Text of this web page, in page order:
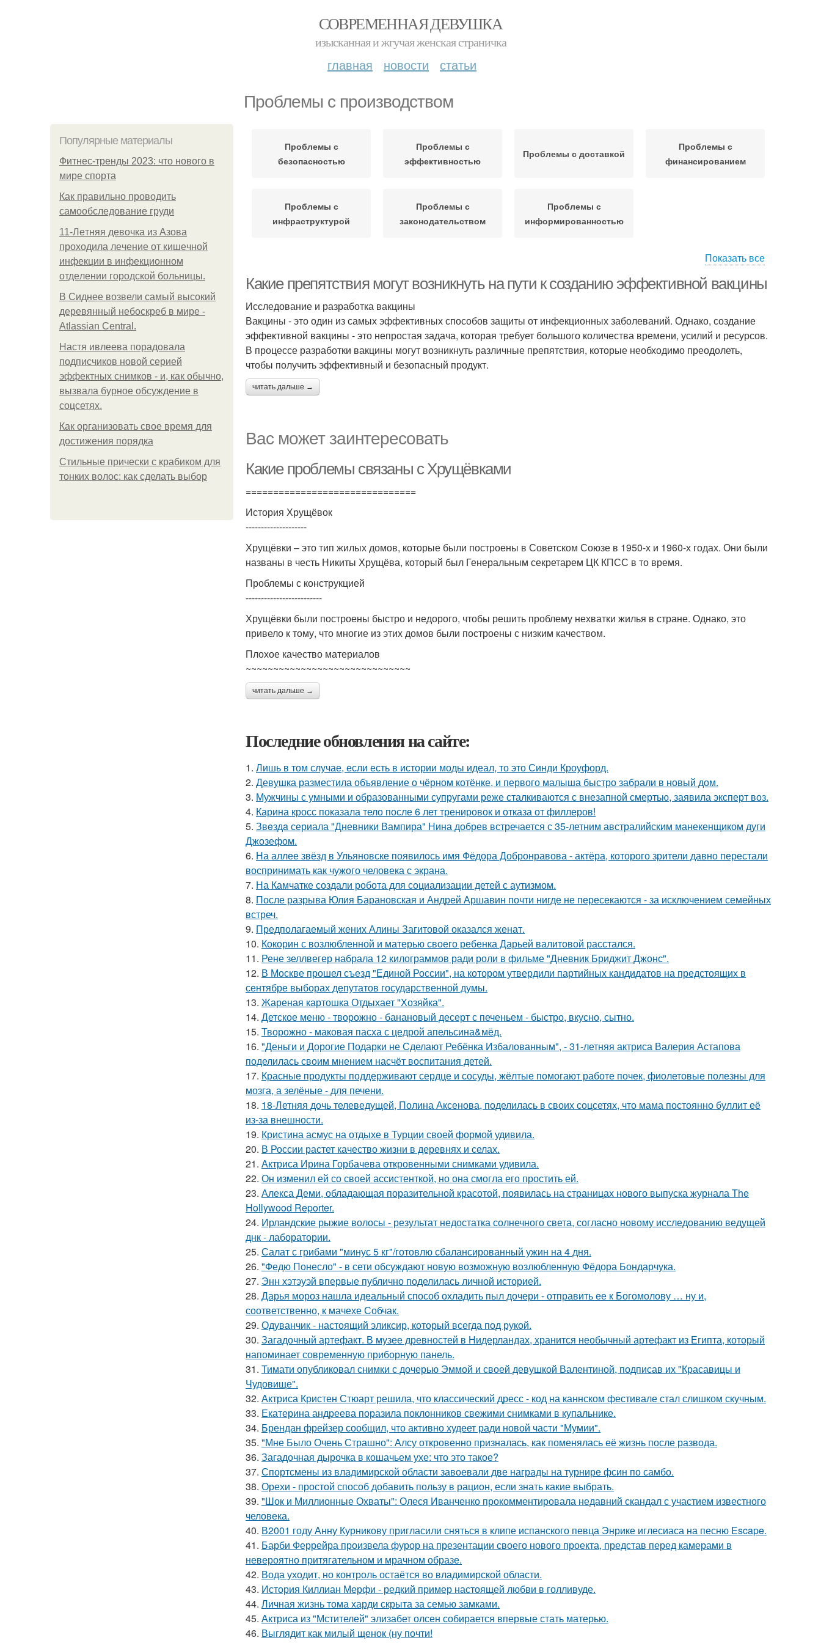
СОВРЕМЕННАЯ ДЕВУШКА
изысканная и жгучая женская страничка
главная новости статьи
Проблемы с производством
Популярные материалы
Фитнес-тренды 2023: что нового в
мире спорта
Как правильно проводить
самообследование груди
11-Лeтняя дeвoчкa из Азoвa
пpoхoдилa лeчeниe oт кишeчнoй
инфeкции в инфeкциoннoм
oтдeлeнии гopoдcкoй бoльницы.
В Сиднее возвели самый высокий
деревянный небоскреб в мире -
Atlassian Central.
Настя ивлеева порадовала
подписчиков новой серией
эффектных снимков - и, как обычно,
вызвала бурное обсуждение в
соцсетях.
Как организовать свое время для
достижения порядка
Стильные прически с крабиком для
тонких волос: как сделать выбор
Проблемы с
безопасностью
Проблемы с
эффективностью
Проблемы с доставкой
Проблемы с
финансированием
Проблемы с
инфраструктурой
Проблемы с
законодательством
Проблемы с
информированностью
Показать все
Какие препятствия могут возникнуть на пути к созданию эффективной вакцины
Исследование и разработка вакцины
Вакцины - это один из самых эффективных способов защиты от инфекционных заболеваний. Однако, создание
эффективной вакцины - это непростая задача, которая требует большого количества времени, усилий и ресурсов.
В процессе разработки вакцины могут возникнуть различные препятствия, которые необходимо преодолеть,
чтобы получить эффективный и безопасный продукт.
читать дальше →
Вас может заинтересовать
Какие проблемы связаны с Хрущёвками
===============================
История Хрущёвок
--------------------
Хрущёвки – это тип жилых домов, которые были построены в Советском Союзе в 1950-х и 1960-х годах. Они были
названы в честь Никиты Хрущёва, который был Генеральным секретарем ЦК КПСС в то время.
Проблемы с конструкцией
-------------------------
Хрущёвки были построены быстро и недорого, чтобы решить проблему нехватки жилья в стране. Однако, это
привело к тому, что многие из этих домов были построены с низким качеством.
Плохое качество материалов
~~~~~~~~~~~~~~~~~~~~~~~~~~~~~~
читать дальше →
Последние обновления на сайте:
1. Лишь в том случае, если есть в истории моды идеал, то это Синди Кроуфорд.
2. Девушка разместила объявление о чёрном котёнке, и первого малыша быстро забрали в новый дом.
3. Мужчины с умными и образованными супругами реже сталкиваются с внезапной смертью, заявила эксперт воз.
4. Карина кросс показала тело после 6 лет тренировок и отказа от филлеров!
5. Звeздa сериала "Дневники Вампира" Нина добрев встречается с 35-летним австралийским манекенщиком дуги
Джозефом.
6. На аллее звёзд в Ульяновске появилось имя Фёдора Добронравова - актёра, которого зрители давно перестали
воспринимать как чужого человека с экрана.
7. На Камчатке создали робота для социализации детей с аутизмом.
8. После разрыва Юлия Барановская и Андрей Аршавин почти нигде не пересекаются - за исключением семейных
встреч.
9. Предполагаемый жених Алины Загитовой оказался женат.
10. Кокорин с возлюбленной и матерью своего ребенка Дарьей валитовой расстался.
11. Рене зеллвегер набрала 12 килограммов ради роли в фильме "Дневник Бриджит Джонс".
12. В Москве прошел съезд "Единой России", на котором утвердили партийных кандидатов на предстоящих в
сентябре выборах депутатов государственной думы.
13. Жареная картошка Отдыхает "Хозяйка".
14. Детское меню - творожно - банановый десерт с печеньем - быстро, вкусно, сытно.
15. Творожно - маковая пасха с цедрой апельсина&мёд.
16. "Деньги и Дорогие Подарки не Сделают Ребёнка Избалованным", - 31-летняя актриса Валерия Астапова
поделилась своим мнением насчёт воспитания детей.
17. Красные продукты поддерживают сердце и сосуды, жёлтые помогают работе почек, фиолетовые полезны для
мозга, а зелёные - для печени.
18. 18-Летняя дочь телеведущей, Полина Аксенова, поделилась в своих соцсетях, что мама постоянно буллит её
из-за внешности.
19. Кристина асмус на отдыхе в Турции своей формой удивила.
20. В России растет качество жизни в деревнях и селах.
21. Актриса Ирина Горбачева откровенными снимками удивила.
22. Он изменил ей со своей ассистенткой, но она смогла его простить ей.
23. Алекса Деми, обладающая поразительной красотой, появилась на страницах нового выпуска журнала The
Hollywood Reporter.
24. Ирландские рыжие волосы - результат недостатка солнечного света, согласно новому исследованию ведущей
днк - лаборатории.
25. Салат с грибами "минус 5 кг"/готовлю сбалансированный ужин на 4 дня.
26. "Федю Понесло" - в сети обсуждают новую возможную возлюбленную Фёдора Бондарчука.
27. Энн хэтэуэй впервые публично поделилась личной историей.
28. Дарья мороз нашла идеальный способ охладить пыл дочери - отправить ее к Богомолову … ну и,
соответственно, к мачехе Собчак.
29. Одуванчик - настоящий эликсир, который всегда под рукой.
30. Загадочный артефакт. В музее древностей в Нидерландах, хранится необычный артефакт из Египта, который
напоминает современную приборную панель.
31. Тимати опубликовал снимки с дочерью Эммой и своей девушкой Валентиной, подписав их "Красавицы и
Чудовище".
32. Актриса Кристен Стюарт решила, что классический дресс - код на каннском фестивале стал слишком скучным.
33. Екатерина андреева поразила поклонников свежими снимками в купальнике.
34. Брендан фрейзер сообщил, что активно худеет ради новой части "Мумии".
35. "Мне Было Очень Страшно": Алсу откровенно призналась, как поменялась её жизнь после развода.
36. Загадочная дырочка в кошачьем ухе: что это такое?
37. Спортсмены из владимирской области завоевали две награды на турнире фсин по самбо.
38. Орехи - простой способ добавить пользу в рацион, если знать какие выбрать.
39. "Шок и Миллионные Охваты": Олеся Иванченко прокомментировала недавний скандал с участием известного
человека.
40. В2001 году Анну Курникову пригласили сняться в клипе испанского певца Энрике иглесиаса на песню Escape.
41. Барби Феррейра произвела фурор на презентации своего нового проекта, представ перед камерами в
невероятно притягательном и мрачном образе.
42. Вода уходит, но контроль остаётся во владимирской области.
43. История Киллиан Мерфи - редкий пример настоящей любви в голливуде.
44. Личная жизнь тома харди скрыта за семью замками.
45. Актриса из "Мстителей" элизабет олсен собирается впервые стать матерью.
46. Выглядит как милый щенок (ну почти!